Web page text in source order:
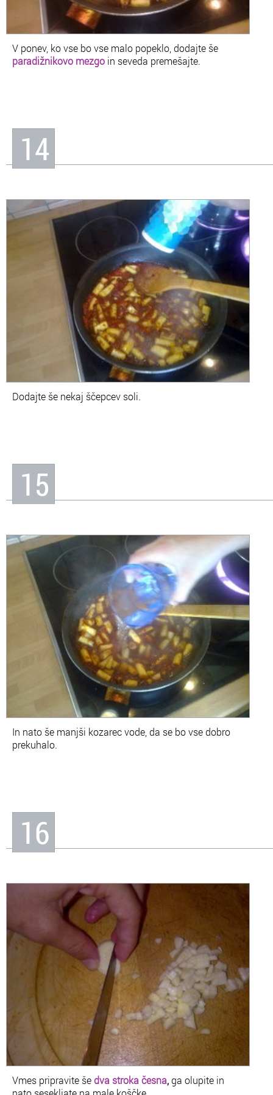
V ponev, ko vse bo vse malo popeklo, dodajte še
paradižnikovo mezgo in seveda premešajte.
14
Dodajte še nekaj ščepcev soli.
15
In nato še manjši kozarec vode, da se bo vse dobro
prekuhalo.
16
Vmes pripravite še dva stroka česna,ga olupite in